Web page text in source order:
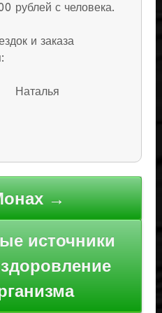
рублей с человека.
и заказа
Наталья
→
источники